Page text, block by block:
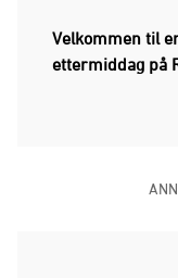
Velkommen til
ettermiddag på